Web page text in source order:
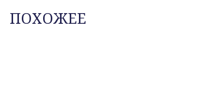
ПОХОЖЕЕ